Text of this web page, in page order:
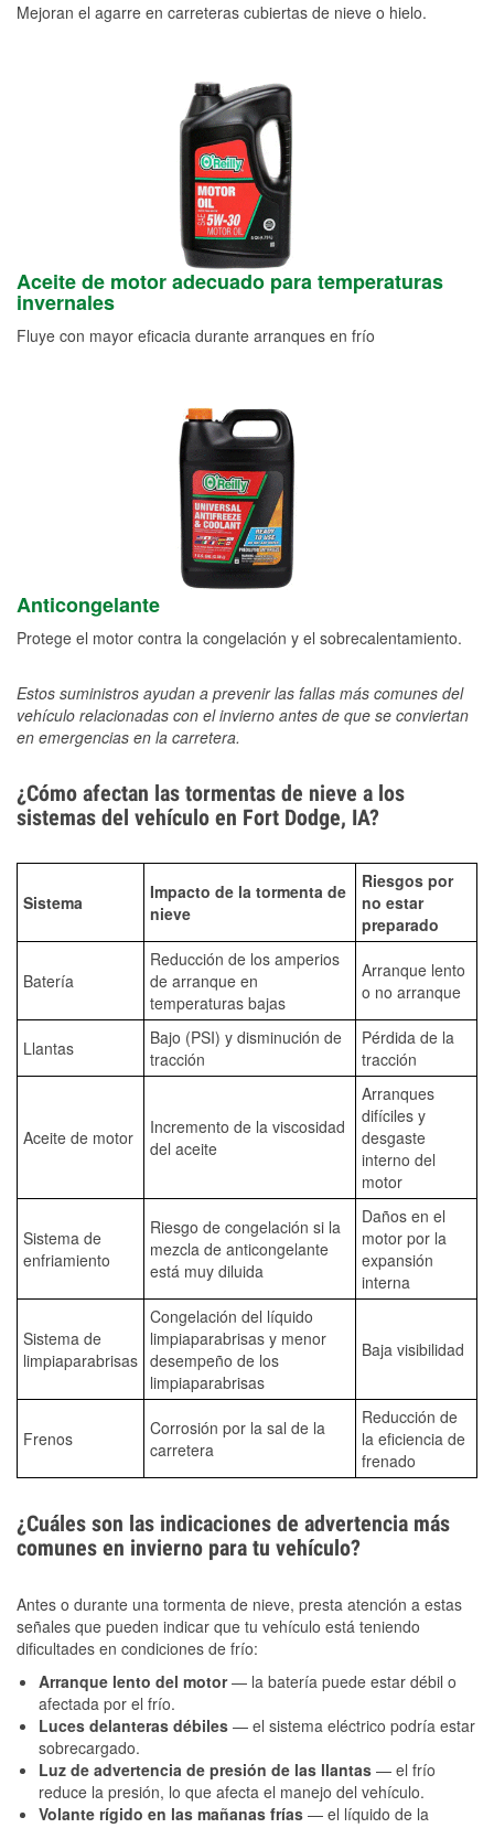
Mejoran el agarre en carreteras cubiertas de nieve o hielo.
Aceite de motor adecuado para temperaturas
invernales
Fluye con mayor eficacia durante arranques en frío
Anticongelante
Protege el motor contra la congelación y el sobrecalentamiento.
Estos suministros ayudan a prevenir las fallas más comunes del
vehículo relacionadas con el invierno antes de que se conviertan
en emergencias en la carretera.
¿Cómo afectan las tormentas de nieve a los
sistemas del vehículo en Fort Dodge, IA?
Sistema
Impacto de la tormenta de
nieve
Riesgos por
no estar
preparado
Batería
Reducción de los amperios
de arranque en
temperaturas bajas
Arranque lento
o no arranque
Llantas
Bajo (PSI) y disminución de
tracción
Pérdida de la
tracción
Aceite de motor
Incremento de la viscosidad
del aceite
Arranques
difíciles y
desgaste
interno del
motor
Sistema de
enfriamiento
Riesgo de congelación si la
mezcla de anticongelante
está muy diluida
Daños en el
motor por la
expansión
interna
Sistema de
limpiaparabrisas
Congelación del líquido
limpiaparabrisas y menor
desempeño de los
limpiaparabrisas
Baja visibilidad
Frenos
Corrosión por la sal de la
carretera
Reducción de
la eficiencia de
frenado
¿Cuáles son las indicaciones de advertencia más
comunes en invierno para tu vehículo?
Antes o durante una tormenta de nieve, presta atención a estas
señales que pueden indicar que tu vehículo está teniendo
dificultades en condiciones de frío:
Arranque lento del motor— la batería puede estar débil o
afectada por el frío.
Luces delanteras débiles — el sistema eléctrico podría estar
sobrecargado.
Luz de advertencia de presión de las llantas — el frío
reduce la presión, lo que afecta el manejo del vehículo.
Volante rígido en las mañanas frías — el líquido de la